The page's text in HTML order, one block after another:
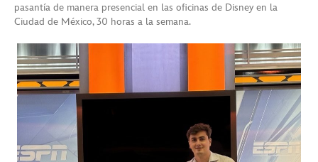
pasantía de manera presencial en las oficinas de Disney en la
Ciudad de México, 30 horas a la semana.